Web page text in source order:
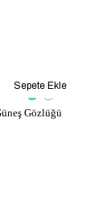
Gözlüğü
Sepete Ekle